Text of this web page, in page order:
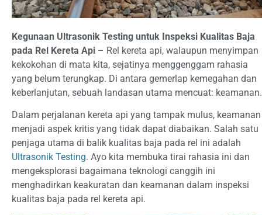
Kegunaan Ultrasonik Testing untuk Inspeksi Kualitas Baja
pada Rel Kereta Api – Rel kereta api, walaupun menyimpan
kekokohan di mata kita, sejatinya menggenggam rahasia
yang belum terungkap. Di antara gemerlap kemegahan dan
keberlanjutan, sebuah landasan utama mencuat: keamanan.
Dalam perjalanan kereta api yang tampak mulus, keamanan
menjadi aspek kritis yang tidak dapat diabaikan. Salah satu
penjaga utama di balik kualitas baja pada rel ini adalah
Ultrasonik Testing. Ayo kita membuka tirai rahasia ini dan
mengeksplorasi bagaimana teknologi canggih ini
menghadirkan keakuratan dan keamanan dalam inspeksi
kualitas baja pada rel kereta api.